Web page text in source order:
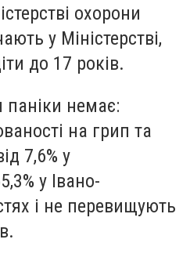
охорони
у Міністерстві,
до 17 років.
немає:
на грип та
7,6% у
у Івано-
і не перевищують